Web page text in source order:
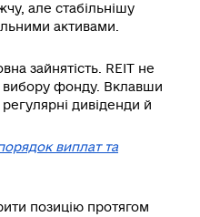
але стабільнішу
активами.
зайнятість. REIT не
вибору фонду. Вклавши
дивіденди й
виплат та
позицію протягом